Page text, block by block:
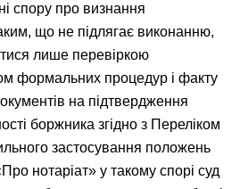
спору про визнання
що не підлягає виконанню,
лише перевіркою
формальних процедур і факту
на підтвердження
боржника згідно з Переліком
застосування положень
нотаріат» у такому спорі суд